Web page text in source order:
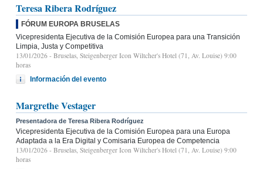
Teresa Ribera Rodríguez
FÓRUM EUROPA BRUSELAS
Vicepresidenta Ejecutiva de la Comisión Europea para una Transición
Limpia, Justa y Competitiva
13/01/2026 - Bruselas, Steigenberger Icon Wiltcher's Hotel (71, Av. Louise) 9:00
horas
Información del evento
Margrethe Vestager
Presentadora de Teresa Ribera Rodríguez
Vicepresidenta Ejecutiva de la Comisión Europea para una Europa
Adaptada a la Era Digital y Comisaria Europea de Competencia
13/01/2026 - Bruselas, Steigenberger Icon Wiltcher's Hotel (71, Av. Louise) 9:00
horas